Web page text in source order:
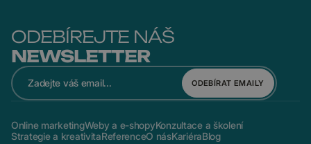
ODEBÍREJTE NÁŠ
NEWSLETTER
ODEBÍRAT EMAILY
Online marketingWeby a e-shopyKonzultace a školení
Strategie a kreativitaReferenceO násKariéraBlog